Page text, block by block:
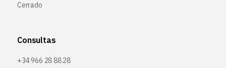
Cerrado
Consultas
+34 966 28 88 28